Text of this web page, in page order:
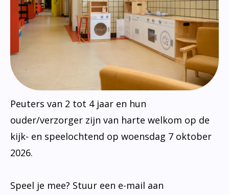
Peuters van 2 tot 4 jaar en hun
ouder/verzorger zijn van harte welkom op de
kijk- en speelochtend op woensdag 7 oktober
2026.
Speel je mee? Stuur een e-mail aan